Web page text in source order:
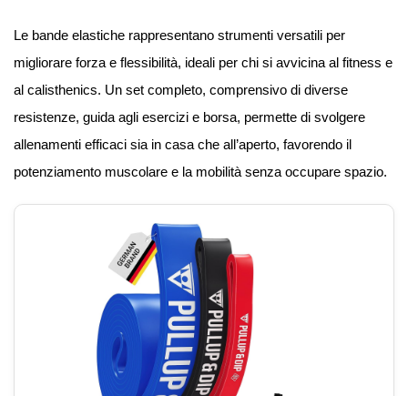
Le bande elastiche rappresentano strumenti versatili per
migliorare forza e flessibilità, ideali per chi si avvicina al fitness e
al calisthenics. Un set completo, comprensivo di diverse
resistenze, guida agli esercizi e borsa, permette di svolgere
allenamenti efficaci sia in casa che all’aperto, favorendo il
potenziamento muscolare e la mobilità senza occupare spazio.